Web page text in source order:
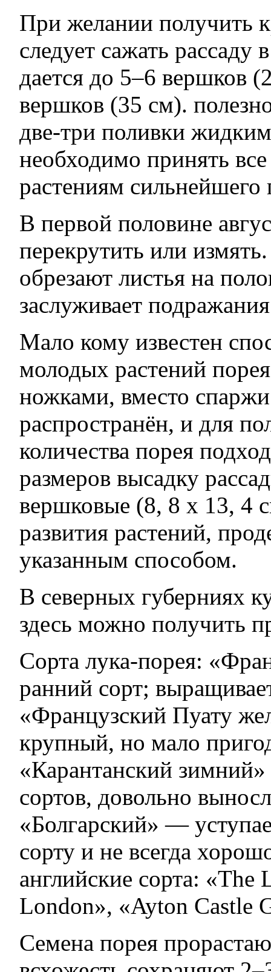
При желании получить
следует сажать рассаду
дается до 5–6 вершков
вершков (35 см).
две-три поливки
необходимо принять
растениям сильнейшего
В первой половине
перекрутить или
обрезают листья на
заслуживает
Мало кому известен
молодых растений
ножками, вместо
распространён, и для
количества порея
размеров высадку
вершковые (8, 8 х 13, 4
развития растений,
указанным способом.
В северных губерниях
здесь можно получить
Сорта лука-порея:
ранний сорт;
«Французский Пуату
крупный, но мало
«Карантанский
сортов, довольно
«Болгарский» —
сорту и не всегда
английские сорта:
London», «Ayton Castle
Семена порея